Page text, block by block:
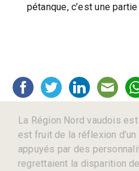
pétanque, c’est une
La Région Nord vaudois
est fruit de la réflexion
appuyés par des
regrettaient la disparition